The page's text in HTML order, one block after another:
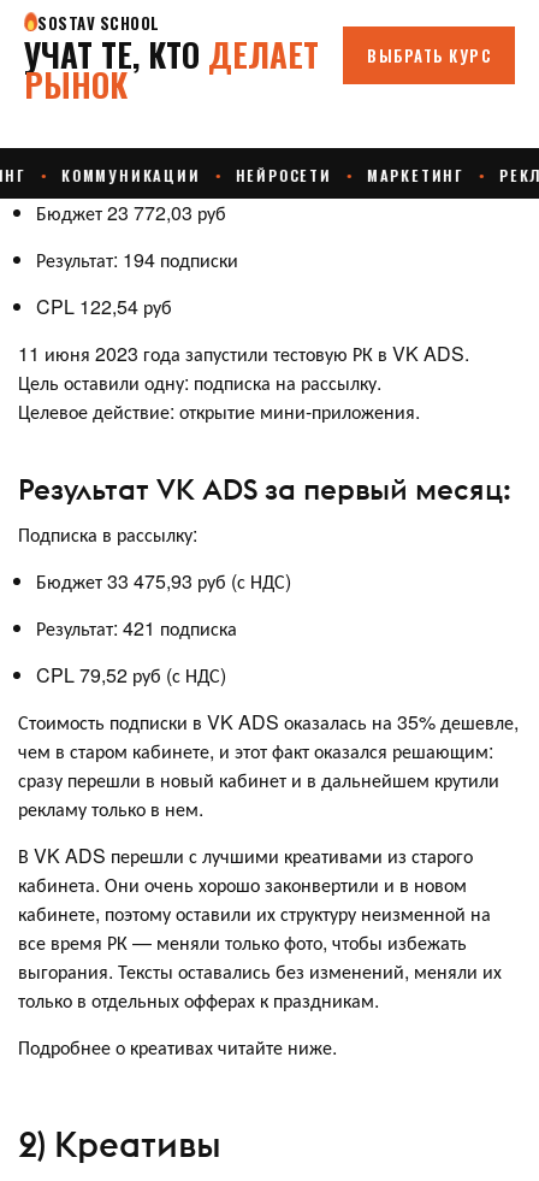
Бюджет 23 772,03 руб
Результат: 194 подписки
CPL 122,54 руб
11 июня 2023 года запустили тестовую РК в VK ADS.
Цель оставили одну: подписка на рассылку.
Целевое действие: открытие мини-приложения.
Результат VK ADS за первый месяц:
Подписка в рассылку:
Бюджет 33 475,93 руб (с НДС)
Результат: 421 подписка
CPL 79,52 руб (с НДС)
Стоимость подписки в VK ADS оказалась на 35% дешевле,
чем в старом кабинете, и этот факт оказался решающим:
сразу перешли в новый кабинет и в дальнейшем крутили
рекламу только в нем.
В VK ADS перешли с лучшими креативами из старого
кабинета. Они очень хорошо законвертили и в новом
кабинете, поэтому оставили их структуру неизменной на
все время РК — меняли только фото, чтобы избежать
выгорания. Тексты оставались без изменений, меняли их
только в отдельных офферах к праздникам.
Подробнее о креативах читайте ниже.
2) Креативы